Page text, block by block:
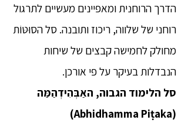
הדרך הרוחנית ומאפיינים מעשיים לתרגול
רוחני של שלווה, ריכוז ותובנה. סל הסוּטּוֹת
מחולק לחמישה קבצים של שיחות
הנבדלות בעיקר על פי אורכן.
סל הלימוד הגבוה, האַבְּהִידְהַמַּה
(Abhidhamma Piṭaka)